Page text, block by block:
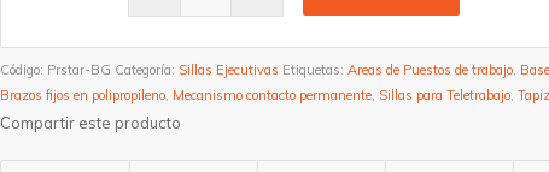
Código: Prstar-BG Categoría: Sillas Ejecutivas Etiquetas: Areas de Puestos de trabajo,
Brazos fijos en polipropileno, Mecanismo contacto permanente, Sillas para Teletrabajo,
Compartir este producto